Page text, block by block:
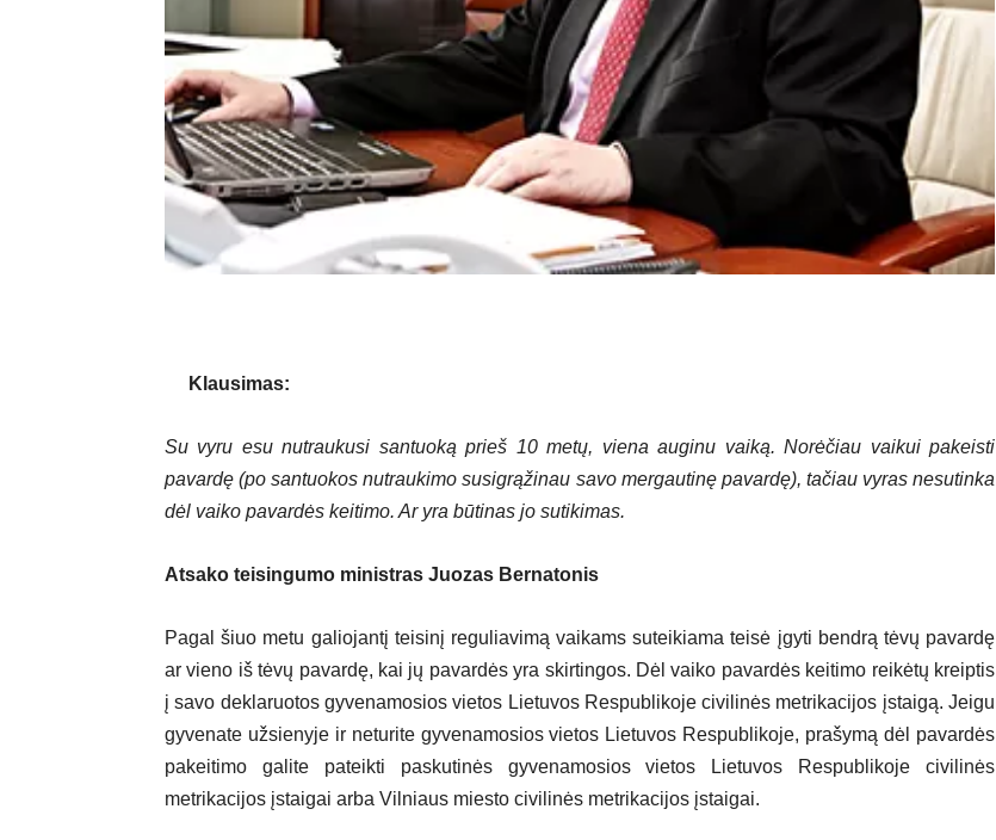
Klausimas:
Su vyru esu nutraukusi santuoką prieš 10 metų, viena auginu vaiką. Norėčiau vaikui pakeisti
pavardę (po santuokos nutraukimo susigrąžinau savo mergautinę pavardę), tačiau vyras nesutinka
dėl vaiko pavardės keitimo. Ar yra būtinas jo sutikimas.
Atsako teisingumo ministras Juozas Bernatonis
Pagal šiuo metu galiojantį teisinį reguliavimą vaikams suteikiama teisė įgyti bendrą tėvų pavardę
ar vieno iš tėvų pavardę, kai jų pavardės yra skirtingos. Dėl vaiko pavardės keitimo reikėtų kreiptis
į savo deklaruotos gyvenamosios vietos Lietuvos Respublikoje civilinės metrikacijos įstaigą. Jeigu
gyvenate užsienyje ir neturite gyvenamosios vietos Lietuvos Respublikoje, prašymą dėl pavardės
pakeitimo galite pateikti paskutinės gyvenamosios vietos Lietuvos Respublikoje civilinės
metrikacijos įstaigai arba Vilniaus miesto civilinės metrikacijos įstaigai.